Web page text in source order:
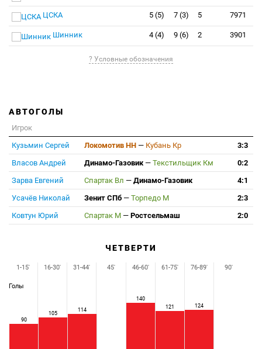
ЦСКА 5 (5) 7 (3) 5 7971
Шинник 4 (4) 9 (6) 2 3901
? Условные обозначения
АВТОГОЛЫ
Игрок
Кузьмин Сергей
Локомотив НН — Кубань Кр
3:3
Власов Андрей
Динамо-Газовик — Текстильщик Км
0:2
Зарва Евгений
Спартак Вл — Динамо-Газовик
4:1
Усачёв Николай
Зенит СПб — Торпедо М
2:3
Ковтун Юрий
Спартак М — Ростсельмаш 2:0
ЧЕТВЕРТИ
Голы
90
105
114
140
121
124
1-15' 16-30' 31-44' 45' 46-60' 61-75' 76-89' 90'